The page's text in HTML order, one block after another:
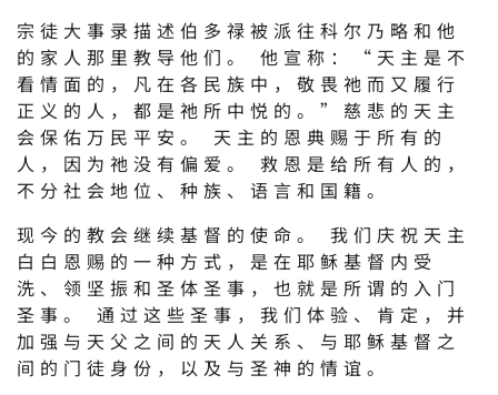
宗徒大事录描述伯多禄被派往科尔乃略和他
的家人那里教导他们。 他宣称：“天主是不
看情面的，凡在各民族中，敬畏祂而又履行
正义的人，都是祂所中悦的。”慈悲的天主
会保佑万民平安。 天主的恩典赐于所有的
人，因为祂没有偏爱。 救恩是给所有人的，
不分社会地位、种族、语言和国籍。
现今的教会继续基督的使命。 我们庆祝天主
白白恩赐的一种方式，是在耶稣基督内受
洗、领坚振和圣体圣事，也就是所谓的入门
圣事。 通过这些圣事，我们体验、肯定，并
加强与天父之间的天人关系、与耶稣基督之
间的门徒身份，以及与圣神的情谊。